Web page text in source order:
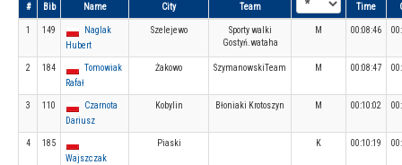
#
Bib
Name
City
Team
Time
1 149
Naglak
Hubert
Szelejewo
Sporty walki
Gostyń.wataha
M 00:08:46
2 184
Tomowiak
Rafał
Żakowo SzymanowskiTeam M 00:08:47
3 110
Czarnota
Dariusz
Kobylin Błoniaki Krotoszyn M 00:10:02
4
185
Wajszczak
Piaski K 00:10:19